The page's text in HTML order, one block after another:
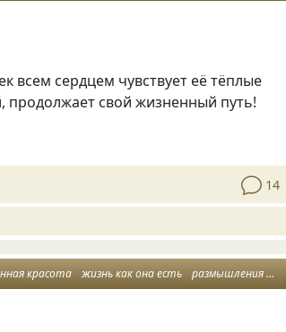
всем сердцем чувствует её тёплые
продолжает свой жизненный путь!
14
красота жизнь как она есть размышления вслух